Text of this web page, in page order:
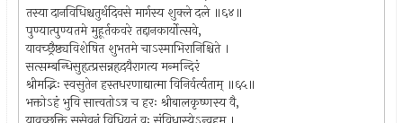
तस्या दानविधिश्चतुर्थदिवसे मार्गस्य शुक्ले दले ॥६४॥
पुण्यात्पुण्यतमे मुहूर्तकवरे तद्दानकार्योत्सवे,
यावच्छ्रैष्ठ्यविशेषित शुभतमे चाऽस्माभिरानिश्चिते ।
सत्सम्बन्धिसुहृत्प्रसन्नहृदयैरागत्य मन्मन्दिरं
श्रीमद्भिः स्वसुतेन हस्तधरणाद्यात्मा विनिर्वर्त्यताम् ॥६५॥
भक्तोऽहं भुवि सात्त्वतोऽत्र च हरः श्रीबालकृष्णस्य वै,